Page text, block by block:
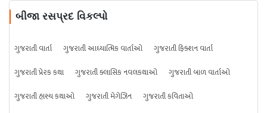
બીજા રસપ્રદ વિકલ્પો
ગુજરાતી વાર્તા ગુજરાતી આધ્યાત્મિક વાર્તાઓ
ગુજરાતી ફિક્શન વાર્તા
ગુજરાતી પ્રેરક કથા
ગુજરાતી ક્લાસિક નવલકથાઓ
ગુજરાતી બાળ વાર્તાઓ
ગુજરાતી હાસ્ય કથાઓ
ગુજરાતી મેગેઝિન
ગુજરાતી કવિતાઓ